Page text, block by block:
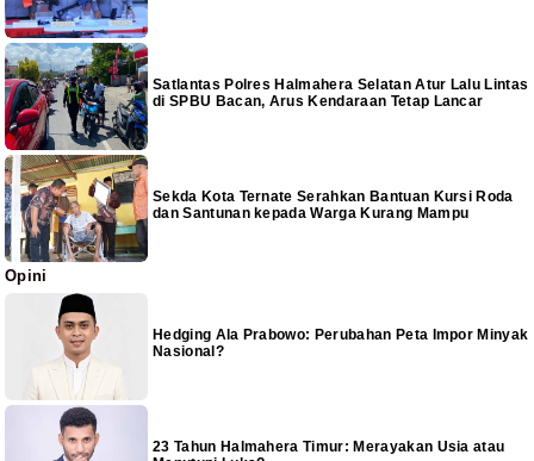
Satlantas Polres Halmahera Selatan Atur Lalu Lintas
di SPBU Bacan, Arus Kendaraan Tetap Lancar
Sekda Kota Ternate Serahkan Bantuan Kursi Roda
dan Santunan kepada Warga Kurang Mampu
Opini
Hedging Ala Prabowo: Perubahan Peta Impor Minyak
Nasional?
23 Tahun Halmahera Timur: Merayakan Usia atau